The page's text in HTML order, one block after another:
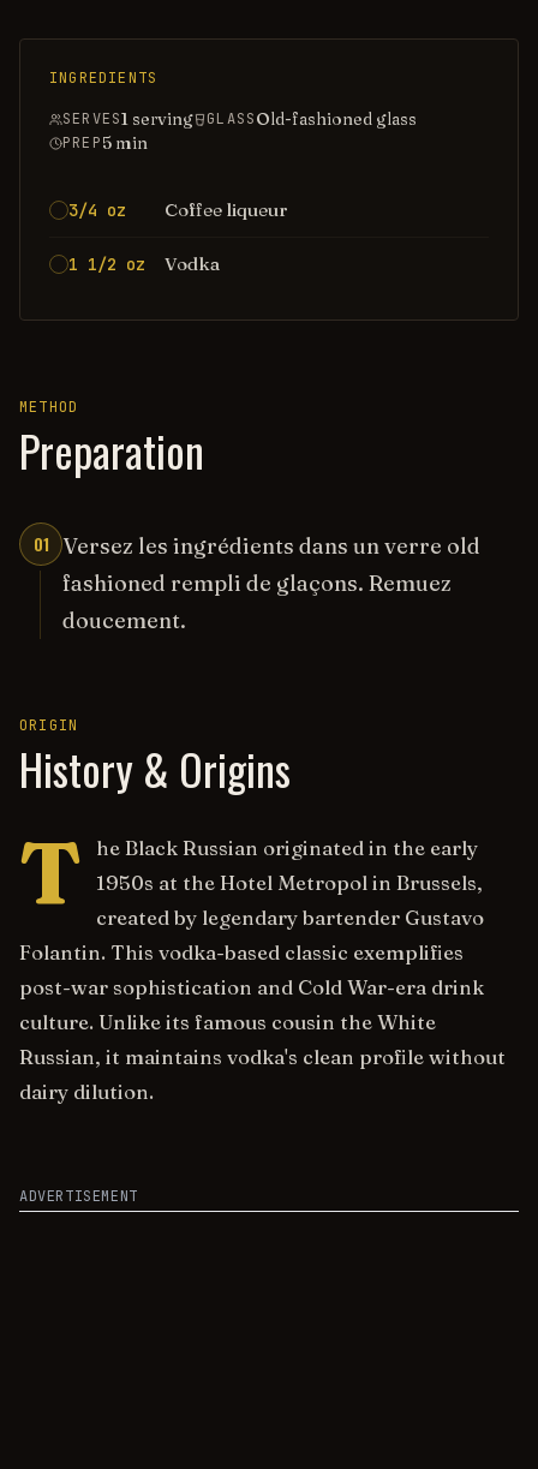
INGREDIENTS
SERVES1 serving GLASSOld-fashioned glass
PREP5min
3/4 oz Coffee liqueur
1 1/2 oz Vodka
METHOD
Preparation
01
Versez les ingrédients dans un verre old
fashioned rempli de glaçons. Remuez
doucement.
ORIGIN
History & Origins
T
he Black Russian originated in the early
1950s at the Hotel Metropol in Brussels,
created by legendary bartender Gustavo
Folantin. This vodka-based classic exemplifies
post-war sophistication and Cold War-era drink
culture. Unlike its famous cousin the White
Russian, it maintains vodka's clean profile without
dairy dilution.
ADVERTISEMENT